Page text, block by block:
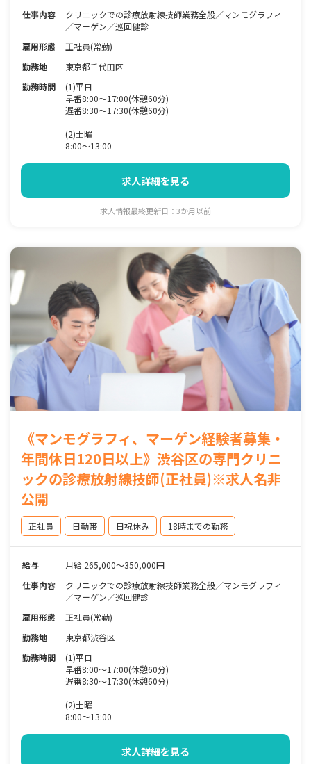
仕事内容
クリニックでの診療放射線技師業務全般／マンモグラフィ
／マーゲン／巡回健診
雇用形態
正社員(常勤)
勤務地
東京都千代田区
勤務時間
(1)平日
早番8:00～17:00(休憩60分)
遅番8:30～17:30(休憩60分)
(2)土曜
8:00～13:00
求人詳細を見る
求人情報最終更新日：3か月以前
《マンモグラフィ、マーゲン経験者募集・
年間休日120日以上》渋谷区の専門クリニ
ックの診療放射線技師(正社員)※求人名非
公開
正社員 日勤帯 日祝休み 18時までの勤務
給与
月給 265,000～350,000円
仕事内容
クリニックでの診療放射線技師業務全般／マンモグラフィ
／マーゲン／巡回健診
雇用形態
正社員(常勤)
勤務地
東京都渋谷区
勤務時間
(1)平日
早番8:00～17:00(休憩60分)
遅番8:30～17:30(休憩60分)
(2)土曜
8:00～13:00
求人詳細を見る